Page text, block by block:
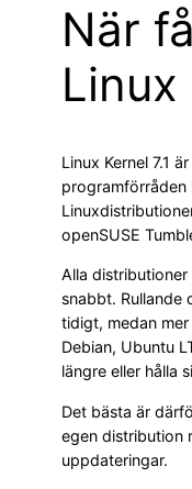
När
Linux
Linux Kernel 7.1
programförråden
openSUSE
Alla
snabbt. Rullande
tidigt, medan
Debian, Ubuntu
längre eller hålla
Det bästa är
egen distribution
uppdateringar.